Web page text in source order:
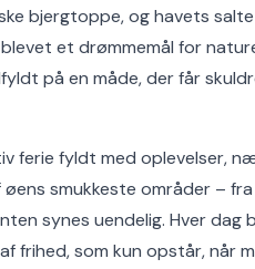
bjergtoppe, og havets
et drømmemål for
på en måde, der får
ferie fyldt med oplevelser,
smukkeste områder –
synes uendelig. Hver dag
frihed, som kun opstår, når